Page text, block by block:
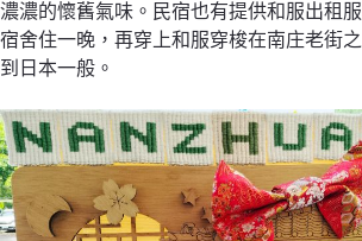
濃濃的懷舊氣味。民宿也有提供和服出租
宿舍住一晚，再穿上和服穿梭在南庄老街
到日本一般。